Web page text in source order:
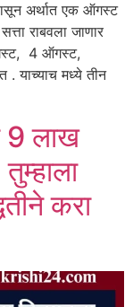
अर्थात एक ऑगस्ट
राबवला जाणार
4 ऑगस्ट,
याच्याच मध्ये तीन
9 लाख
करा